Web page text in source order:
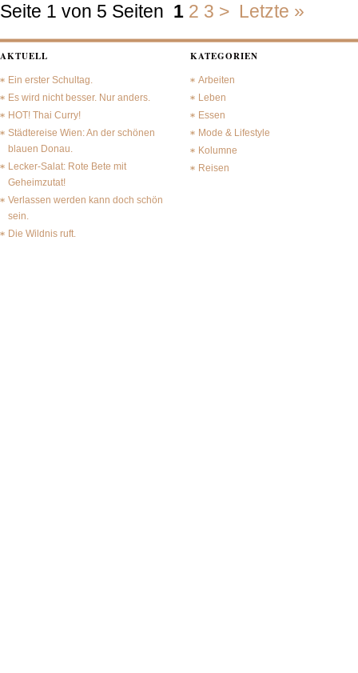
Seite 1 von 5 Seiten 1 2 3 > Letzte »
AKTUELL
Ein erster Schultag.
Es wird nicht besser. Nur anders.
HOT! Thai Curry!
Städtereise Wien: An der schönen
blauen Donau.
Lecker-Salat: Rote Bete mit
Geheimzutat!
Verlassen werden kann doch schön
sein.
Die Wildnis ruft.
KATEGORIEN
Arbeiten
Leben
Essen
Mode & Lifestyle
Kolumne
Reisen